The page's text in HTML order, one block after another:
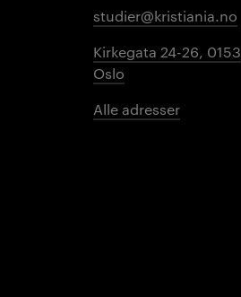
studier@kristiania.no
Kirkegata 24-26, 0153
Oslo
Alle adresser